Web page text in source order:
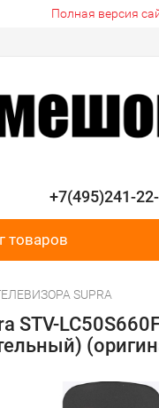
Полная версия
+7(495)241-
товаров
SUPRA
STV-